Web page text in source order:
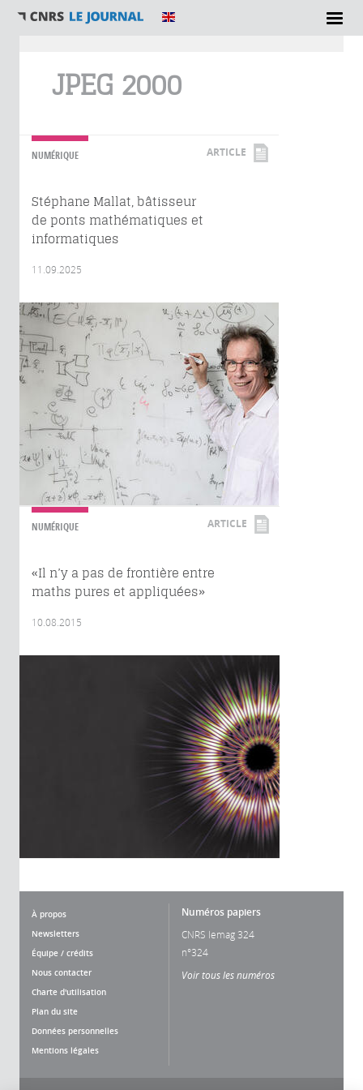
JPEG 2000
NUMÉRIQUE ARTICLE
Stéphane Mallat, bâtisseur
de ponts mathématiques et
informatiques
11.09.2025
NUMÉRIQUE ARTICLE
«Il n’y a pas de frontière entre
maths pures et appliquées»
10.08.2015
À propos
Newsletters
Équipe / crédits
Nous contacter
Charte d'utilisation
Plan du site
Données personnelles
Mentions légales
Numéros papiers
CNRS lemag 324
n°324
Voir tous les numéros